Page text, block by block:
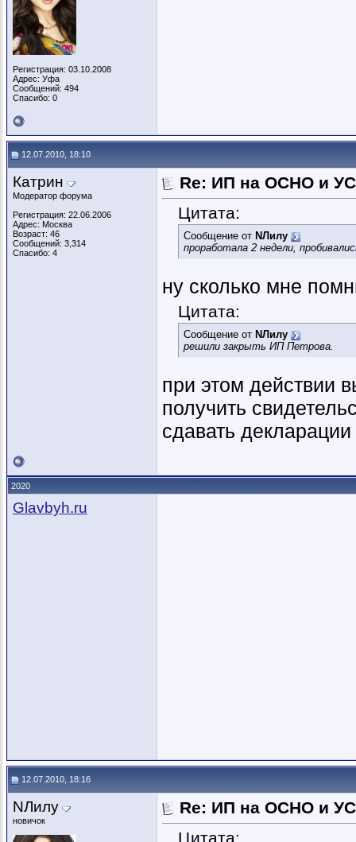
Регистрация: 03.10.2008
Адрес: Уфа
Сообщений: 494
Спасибо: 0
12.07.2010, 18:10
Катрин
Модератор форума
Регистрация: 22.06.2006
Адрес: Москва
Возраст: 46
Сообщений: 3,314
Спасибо: 4
Re: ИП на ОСНО и
Цитата:
Сообщение от NЛилу
проработала 2 недели,
ну сколько мне
Цитата:
Сообщение от NЛилу
решили закрыть ИП Петрова.
при этом действии
получить
сдавать декларации
2020
Glavbyh.ru
12.07.2010, 18:16
NЛилу
новичок
Re: ИП на ОСНО и
Цитата: